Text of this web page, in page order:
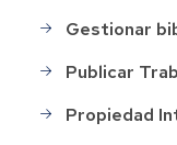
Gestionar
Publicar
Propiedad